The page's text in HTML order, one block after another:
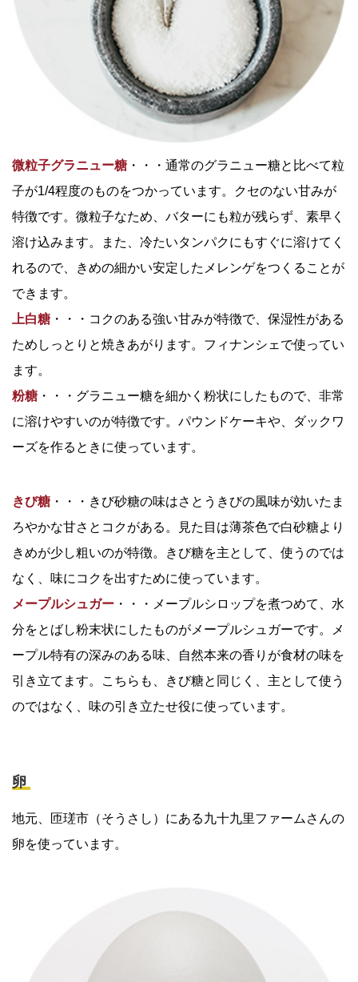
微粒子グラニュー糖 ・・・通常のグラニュー糖と比べて粒
子が1/4程度のものをつかっています。クセのない甘みが
特徴です。微粒子なため、バターにも粒が残らず、素早く
溶け込みます。また、冷たいタンパクにもすぐに溶けてく
れるので、きめの細かい安定したメレンゲをつくることが
できます。
上白糖 ・・・コクのある強い甘みが特徴で、保湿性がある
ためしっとりと焼きあがります。フィナンシェで使ってい
ます。
粉糖 ・・・グラニュー糖を細かく粉状にしたもので、非常
に溶けやすいのが特徴です。パウンドケーキや、ダックワ
ーズを作るときに使っています。
きび糖 ・・・きび砂糖の味はさとうきびの風味が効いたま
ろやかな甘さとコクがある。見た目は薄茶色で白砂糖より
きめが少し粗いのが特徴。きび糖を主として、使うのでは
なく、味にコクを出すために使っています。
メープルシュガー ・・・メープルシロップを煮つめて、水
分をとばし粉末状にしたものがメープルシュガーです。メ
ープル特有の深みのある味、自然本来の香りが食材の味を
引き立てます。こちらも、きび糖と同じく、主として使う
のではなく、味の引き立たせ役に使っています。
卵
地元、匝瑳市（そうさし）にある九十九里ファームさんの
卵を使っています。